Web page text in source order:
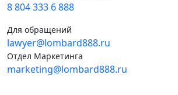
8 804 333 6 888
Для обращений
lawyer@lombard888.ru
Отдел Маркетинга
marketing@lombard888.ru